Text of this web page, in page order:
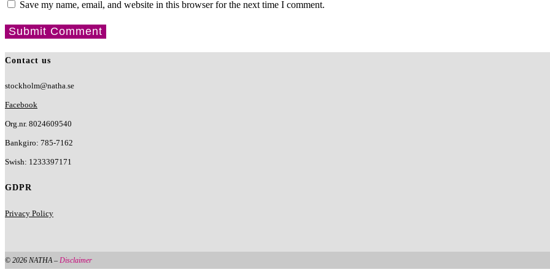
Save my name, email, and website in this browser for the next time I comment.
Contact us
stockholm@natha.se
Facebook
Org.nr. 8024609540
Bankgiro: 785-7162
Swish: 1233397171
GDPR
Privacy Policy
© 2026 NATHA – Disclaimer